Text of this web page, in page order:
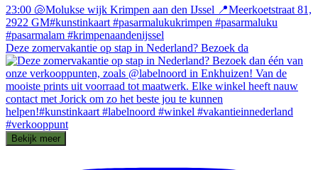
Deze zomervakantie op stap in Nederland? Bezoek da
Bekijk meer